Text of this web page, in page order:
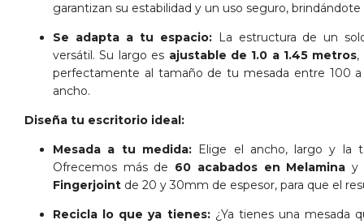
garantizan su estabilidad y un uso seguro,
Se adapta a tu espacio:La estructura de un
versátil. Su largo es ajustable de 1.0 a 1.45 metros,
perfectamente al tamaño de tu mesada entre 100
ancho.
Diseña tu escritorio ideal:
Mesada a tu medida:Elige el ancho, largo y la
Ofrecemos más de 60 acabados en Melamina y
Fingerjoint de 20 y 30mm de espesor, para que el
Recicla lo que ya tienes:¿Ya tienes una mesada